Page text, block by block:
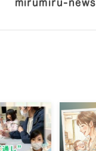
mirumiru-news